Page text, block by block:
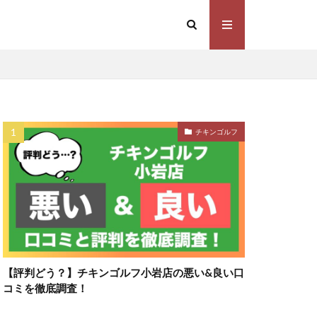
チキンゴルフ
【評判どう？】チキンゴルフ小岩店の悪い&良い口
コミを徹底調査！